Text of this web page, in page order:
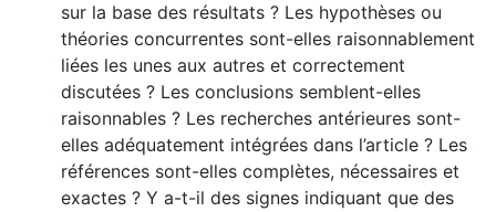
sur la base des résultats ? Les hypothèses ou
théories concurrentes sont-elles raisonnablement
liées les unes aux autres et correctement
discutées ? Les conclusions semblent-elles
raisonnables ? Les recherches antérieures sont-
elles adéquatement intégrées dans l’article ? Les
références sont-elles complètes, nécessaires et
exactes ? Y a-t-il des signes indiquant que des